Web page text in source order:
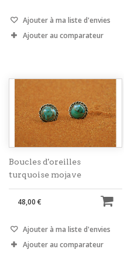
Ajouter à ma liste d'envies
Ajouter au comparateur
Boucles d'oreilles
turquoise mojave
48,00 €
Ajouter à ma liste d'envies
Ajouter au comparateur